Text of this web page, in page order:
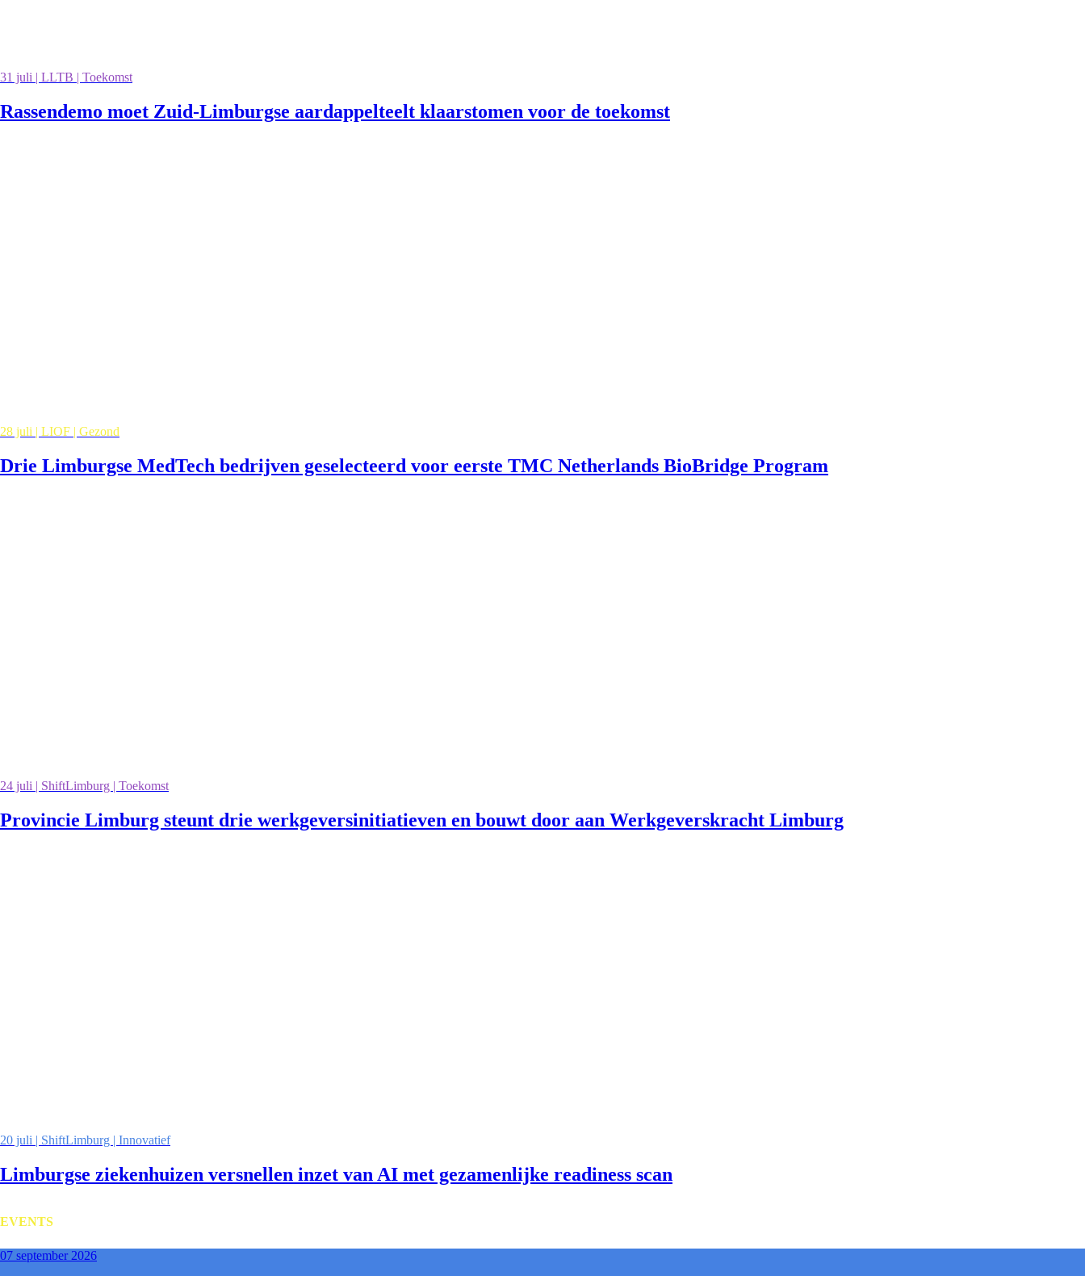
31 juli | LLTB | Toekomst
Rassendemo moet Zuid-Limburgse aardappelteelt klaarstomen voor de toekomst
28 juli | LIOF | Gezond
Drie Limburgse MedTech bedrijven geselecteerd voor eerste TMC Netherlands BioBridge Program
24 juli | ShiftLimburg | Toekomst
Provincie Limburg steunt drie werkgeversinitiatieven en bouwt door aan Werkgeverskracht Limburg
20 juli | ShiftLimburg | Innovatief
Limburgse ziekenhuizen versnellen inzet van AI met gezamenlijke readiness scan
EVENTS
07 september 2026